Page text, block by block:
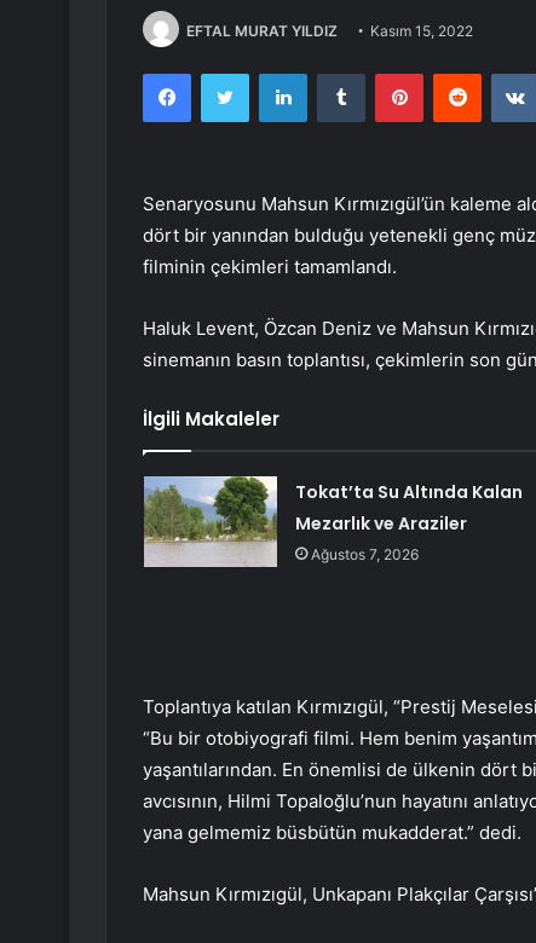
EFTAL MURAT YILDIZ Kasım 15, 2022
FacebookTwitter LinkedInTumblr PinterestReddit
Senaryosunu Mahsun Kırmızıgül’ün kaleme
dört bir yanından bulduğu yetenekli genç
filminin çekimleri tamamlandı.
Haluk Levent, Özcan Deniz ve Mahsun
sinemanın basın toplantısı, çekimlerin son
İlgili Makaleler
Tokat’ta Su Altında Kalan
Mezarlık ve Araziler
Ağustos 7, 2026
Toplantıya katılan Kırmızıgül, “Prestij
“Bu bir otobiyografi filmi. Hem benim
yaşantılarından. En önemlisi de ülkenin dört
avcısının, Hilmi Topaloğlu’nun hayatını
yana gelmemiz büsbütün mukadderat.” dedi.
Mahsun Kırmızıgül, Unkapanı Plakçılar